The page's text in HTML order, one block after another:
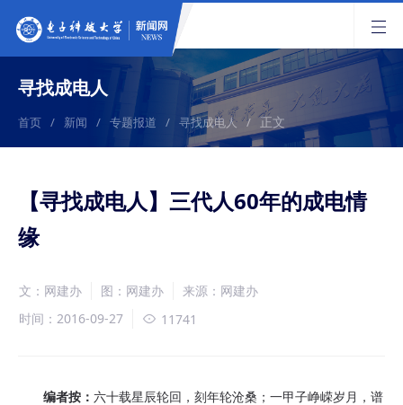
寻找成电人
首页 / 新闻 / 专题报道 / 寻找成电人 / 正文
【寻找成电人】三代人60年的成电情
缘
文：网建办 图：网建办
来源：网建办
时间：2016-09-27
11741
编者按： 六十载星辰轮回，刻年轮沧桑；一甲子峥嵘岁月，谱